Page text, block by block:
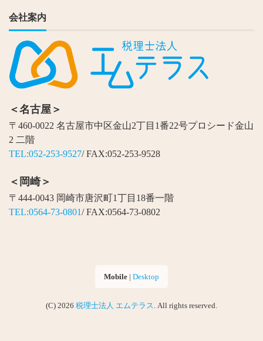
会社案内
＜名古屋＞
〒460-0022 名古屋市中区金山2丁目1番22号プロシード金山
2 二階
TEL:052-253-9527/ FAX:052-253-9528
＜岡崎＞
〒444-0043 岡崎市唐沢町1丁目18番一階
TEL:0564-73-0801/ FAX:0564-73-0802
Mobile | Desktop
(C) 2026 税理士法人 エムテラス . All rights reserved.